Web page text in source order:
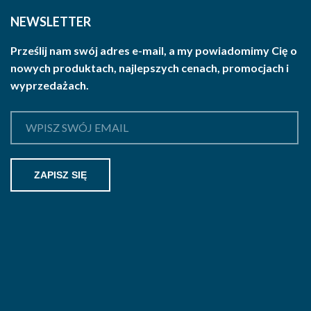
NEWSLETTER
Prześlij nam swój adres e-mail, a my powiadomimy Cię o
nowych produktach, najlepszych cenach, promocjach i
wyprzedażach.